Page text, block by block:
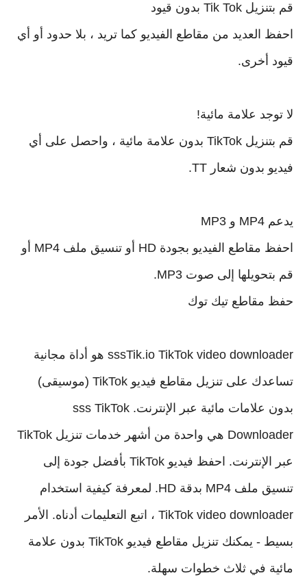
قم بتنزيل Tik Tok بدون قيود
احفظ العديد من مقاطع الفيديو كما تريد ، بلا حدود أو أي
قيود أخرى.
لا توجد علامة مائية!
قم بتنزيل TikTok بدون علامة مائية ، واحصل على أي
فيديو بدون شعار TT.
يدعم MP4 و MP3
احفظ مقاطع الفيديو بجودة HD أو تنسيق ملف MP4 أو
قم بتحويلها إلى صوت MP3.
حفظ مقاطع تيك توك
sssTik.io TikTok video downloader هو أداة مجانية
تساعدك على تنزيل مقاطع فيديو TikTok (موسيقى)
بدون علامات مائية عبر الإنترنت. sss TikTok
Downloader هي واحدة من أشهر خدمات تنزيل TikTok
عبر الإنترنت. احفظ فيديو TikTok بأفضل جودة إلى
تنسيق ملف MP4 بدقة HD. لمعرفة كيفية استخدام
TikTok video downloader ، اتبع التعليمات أدناه. الأمر
بسيط - يمكنك تنزيل مقاطع فيديو TikTok بدون علامة
مائية في ثلاث خطوات سهلة.